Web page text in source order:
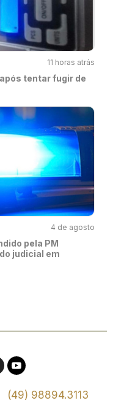
11 horas atrás
tentar fugir de
4 de agosto
pela PM
judicial em
(49) 98894.3113